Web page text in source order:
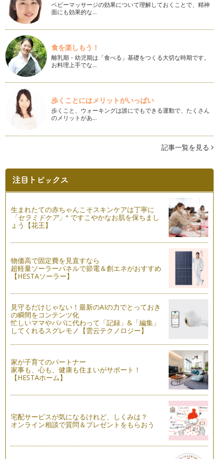
着ていない服を活かすには
朝晩とぐっと冷え込んできましたね。 昼間も1枚では肌寒い季
節になりました。 …
利き脳別片づけ法～ライフオーガナイズ編～
前回の記事でご自身の利き脳をお調べいただけましたか？ 今
回は、４タイプそれぞれの特…
自分の「利き脳」を知ろう
前回の記事「利き脳で変わるお片づけ」はいかがでしたでしょ
うか？ 右脳左脳それぞれの…
利き脳で変わるお片づけ
まだまだ残暑が厳しい毎日ですが、皆様体調はいかがでしょう
暑さが増す夏は、お片付けが億劫になりがちですよね。 クー
ラーのかかっていない部屋に…
前回の記事「5分でできる整理収納」はいかがでしたでしょう
か？ 前回お伝えした例は、…
5分でできる整理収納
計画を立てて、お片付けをすることはとても素晴らしいことで
す。 時間の確保をして、お…
時間整理術②
梅雨の季節になりましたね。 梅雨のこの季節は、小さなお子
様を雨の中歩かせることがで…
時間整理術
ママって忙しいですよね。 小さいお子様の育児中であれば、
夜泣きで寝不足・・・ …
「思い出の品」 誰にでもあるのではないでしょうか？ 使わな
いけれど、捨てら…
春を迎え、ゴールデンウィークが過ぎるとより暖かくなりまし
クローゼットの整理収納法～基本ステップ3「しまい方」
クローゼットの整理収納特集が続いておりますが、いよいよ大
詰めです。 衣類を「全部出…
ベビーマッサージの効果について理解しておくことで、精神
面にも効果的な…
食を楽しもう！
離乳期・幼児期は「食べる」基礎をつくる大切な時期です。
お料理上手でな…
歩くことにはメリットがいっぱい
歩くこと、ウォーキングは誰にでもできる運動で、たくさん
のメリットがあ…
記事一覧を見る
生まれたての赤ちゃんこそスキンケアは丁寧に
「セラミドケア」※ ですこやかなお肌を保ちまし
ょう【花王】
物価高で固定費を見直すなら
超軽量ソーラーパネルで節電＆創エネがおすすめ
【HESTAソーラー】
見守るだけじゃない！最新のAIの力でとっておき
の瞬間をコンテンツ化
忙しいママやパパに代わって「記録」&「編集」
してくれるスグレモノ【雲云テクノロジー】
家が子育てのパートナー
家事も、心も、健康も住まいがサポート！
【HESTAホーム】
宅配サービスが気になるけれど、しくみは？
オンライン相談で質問＆プレゼントをもらおう